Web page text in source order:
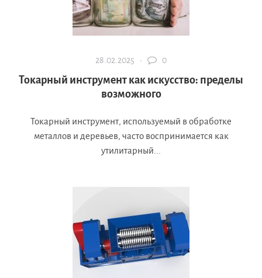
28.02.2025 · 0
Токарный инструмент как искусство: пределы
возможного
Токарный инструмент, используемый в обработке
металлов и деревьев, часто воспринимается как
утилитарный...